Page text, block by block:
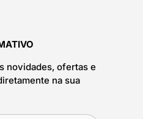
novidades, ofertas e
na sua